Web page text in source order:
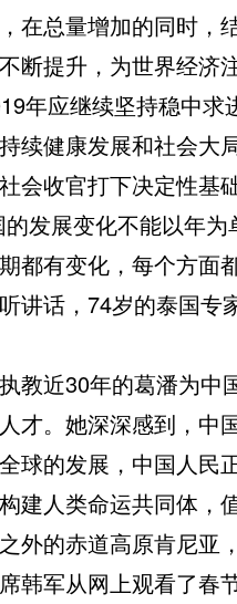
在总量增加的同时，
断提升，为世界经济
年应继续坚持稳中求
续健康发展和社会大
会收官打下决定性基
发展变化不能以年为
都有变化，每个方面
讲话，74岁的泰国专
近30年的葛潘为中
才。她深深感到，中
球的发展，中国人民
建人类命运共同体，
的赤道高原肯尼亚
韩军从网上观看了春